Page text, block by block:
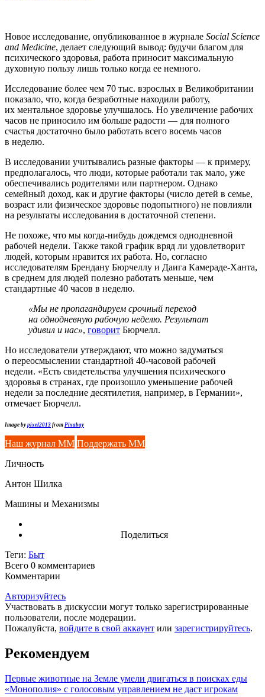
Новое исследование, опубликованное в журнале Social Science
and Medicine, делает следующий вывод: будучи благом для
психического здоровья, работа приносит максимальную
духовную пользу лишь только когда ее немного.
Исследование более чем 70 тыс. взрослых в Великобритании
показало, что, когда безработные находили работу,
их ментальное здоровье улучшалось. Но увеличение рабочих
часов не приносило им больше радости — для полного
счастья достаточно было работать всего восемь часов
в неделю.
В исследовании учитывались разные факторы — к примеру,
предполагалось, что люди, которые работали так мало, уже
обеспечивались родителями или партнером. Однако
семейный доход, как и другие факторы (число детей в семье,
возраст или физическое здоровье подопытного) не повлияли
на результаты исследования в достаточной степени.
Не похоже, что мы когда-нибудь дождемся однодневной
рабочей недели. Также такой график вряд ли удовлетворит
людей, которым нравится их работа. Но, согласно
исследователям Брендану Бюрчеллу и Даига Камераде-Ханта,
в среднем для людей полезно работать меньше, чем
стандартные 40 часов в неделю.
«Мы не пропагандируем срочный переход
на однодневную рабочую неделю. Результат
удивил и нас», говорит Бюрчелл.
Но исследователи утверждают, что можно задуматься
о переосмыслении стандартной 40-часовой рабочей
недели. «Есть свидетельства улучшения психического
здоровья в странах, где произошло уменьшение рабочей
недели за последние десятилетия, например, в Германии»,
отмечает Бюрчелл.
Image by pixel2013 from Pixabay
Наш журнал ММ Поддержать ММ
Личность
Антон Шилка
Машины и Механизмы
Поделиться
Теги: Быт
Всего 0 комментариев
Комментарии
Авторизуйтесь
Участвовать в дискуссии могут только зарегистрированные
пользователи, после модерации.
Пожалуйста, войдите в свой аккаунт или зарегистрируйтесь.
Рекомендуем
Первые животные на Земле умели двигаться в поисках еды
«Монополия» с голосовым управлением не даст игрокам